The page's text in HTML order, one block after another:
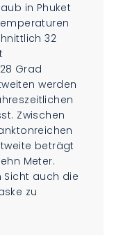
in Phuket
32
Grad
werden
Zwischen
beträgt
Meter.
auch die
zu